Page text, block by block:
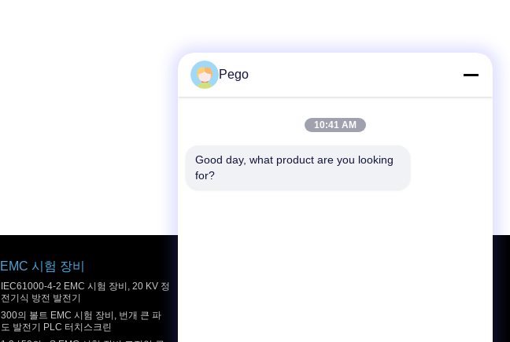
EMC 시험 장비
IEC61000-4-2 EMC 시험 장비, 20 KV 정
전기식 방전 발전기
300의 볼트 EMC 시험 장비, 번개 큰 파
도 발전기 PLC 터치스크린
Pego
10:41 AM
Good day, what product are you looking
for?